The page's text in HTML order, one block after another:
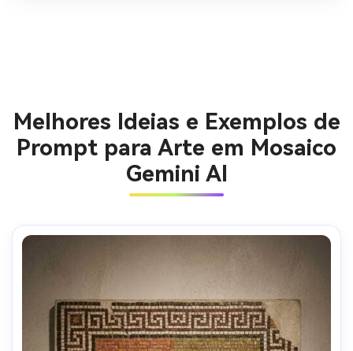
Melhores Ideias e Exemplos de
Prompt para Arte em Mosaico
Gemini AI